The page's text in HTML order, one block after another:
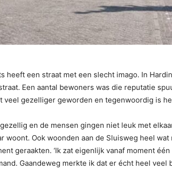
heeft een straat met een slecht imago. In
Een aantal bewoners was die reputatie
veel gezelliger geworden en tegenwoordig is
en de mensen gingen niet leuk met
woont. Ook woonden aan de Sluisweg heel
geraakten. ‘Ik zat eigenlijk vanaf moment
Gaandeweg merkte ik dat er écht heel veel